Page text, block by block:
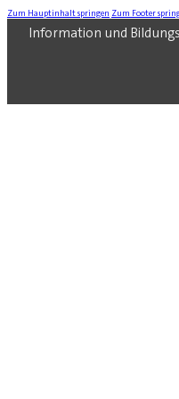
Zum Hauptinhalt springen Zum Footer
Information und